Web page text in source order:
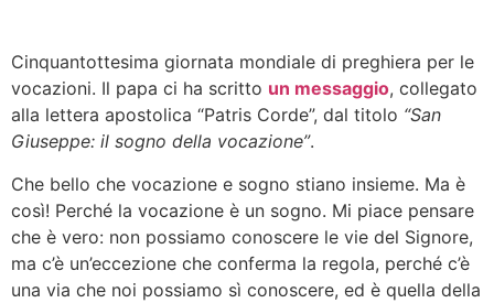
Cinquantottesima giornata mondiale di preghiera per le
vocazioni. Il papa ci ha scritto un messaggio, collegato
alla lettera apostolica “Patris Corde”, dal titolo “San
Giuseppe: il sogno della vocazione”.
Che bello che vocazione e sogno stiano insieme. Ma è
così! Perché la vocazione è un sogno. Mi piace pensare
che è vero: non possiamo conoscere le vie del Signore,
ma c’è un’eccezione che conferma la regola, perché c’è
una via che noi possiamo sì conoscere, ed è quella della